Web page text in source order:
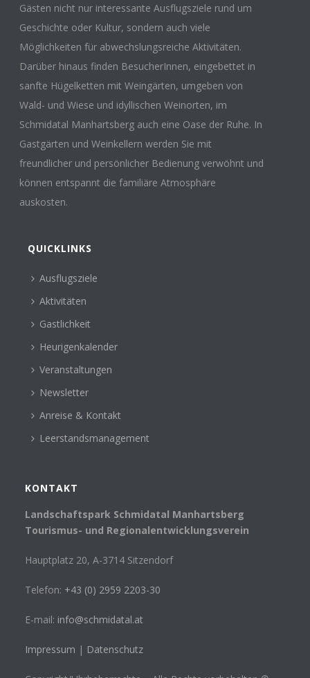
Gästen nicht nur interessante Ausflugsziele rund um
Geschichte oder Kultur, sondern auch viele
Möglichkeiten für abwechslungsreiche Aktivitäten.
Darüber hinaus finden BesucherInnen, eingebettet in
sanfte Hügelketten mit Weingärten, umgeben von
Wald- und Wiese und idyllischen Weinorten, im
Schmidatal Manhartsberg auch eine Oase der Ruhe. In
Gastgärten und Weinkellern werden Sie mit
freundlicher und persönlicher Bedienung verwöhnt und
können entspannt die familiäre Atmosphäre
auskosten.
QUICKLINKS
Ausflugsziele
Aktivitäten
Gastlichkeit
Heurigenkalender
Veranstaltungen
Newsletter
Anreise & Kontakt
Leerstandsmanagement
KONTAKT
Landschaftspark Schmidatal Manhartsberg
Tourismus- und Regionalentwicklungsverein
Hauptplatz 20, A-3714 Sitzendorf
Telefon: +43 (0) 2959 2203-30
E-mail: info@schmidatal.at
Impressum | Datenschutz